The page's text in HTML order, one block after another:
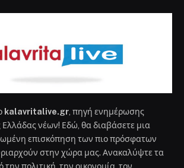
kalavritalive.gr, πηγή ενημέρωσης
Ελλάδας νέων! Εδώ, θα διαβάσετε μια
επισκόπηση των πιο πρόσφατων
στην χώρα μας. Ανακαλύψτε τα